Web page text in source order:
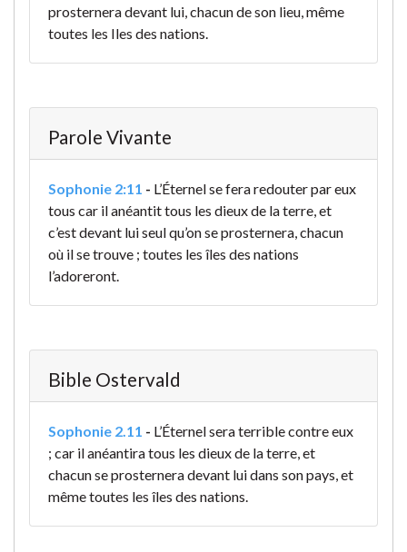
prosternera devant lui, chacun de son lieu, même
toutes les Iles des nations.
Parole Vivante
Sophonie 2:11 - L’Éternel se fera redouter par eux
tous car il anéantit tous les dieux de la terre, et
c’est devant lui seul qu’on se prosternera, chacun
où il se trouve ; toutes les îles des nations
l’adoreront.
Bible Ostervald
Sophonie 2.11 - L’Éternel sera terrible contre eux
; car il anéantira tous les dieux de la terre, et
chacun se prosternera devant lui dans son pays, et
même toutes les îles des nations.